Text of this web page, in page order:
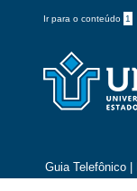
Ir para o conteúdo 1
Guia Telefônico